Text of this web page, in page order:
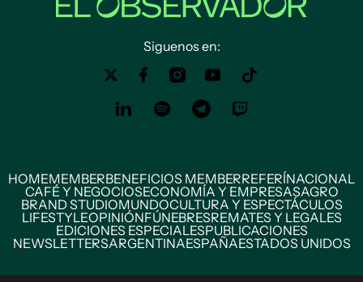
Siguenos en:
HOMEMEMBERBENEFICIOS MEMBERREFERÍNACIONAL
CAFÉ Y NEGOCIOSECONOMÍA Y EMPRESASAGRO
BRAND STUDIOMUNDOCULTURA Y ESPECTÁCULOS
LIFESTYLEOPINIÓNFÚNEBRESREMATES Y LEGALES
EDICIONES ESPECIALESPUBLICACIONES
NEWSLETTERSARGENTINAESPAÑAESTADOS UNIDOS